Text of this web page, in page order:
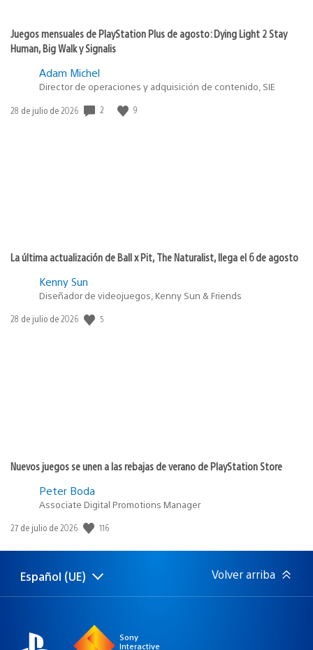
Juegos mensuales de PlayStation Plus de agosto: Dying Light 2 Stay
Human, Big Walk y Signalis
Adam Michel
Director de operaciones y adquisición de contenido, SIE
Fecha
28 de julio de 2026 2 9
La última actualización de Ball x Pit, The Naturalist, llega el 6 de agosto
Kenny Sun
Diseñador de videojuegos, Kenny Sun & Friends
Fecha
28 de julio de 2026 5
Nuevos juegos se unen a las rebajas de verano de PlayStation Store
Peter Boda
Associate Digital Promotions Manager
Fecha
publicación:
27 de julio de 2026 116
Selecciona
una
Región
actual:
Español (UE) Volver arriba
Sony
Interactive